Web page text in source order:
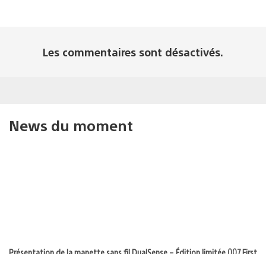
Les commentaires sont désactivés.
News du moment
Présentation de la manette sans fil DualSense – Édition limitée 007 First